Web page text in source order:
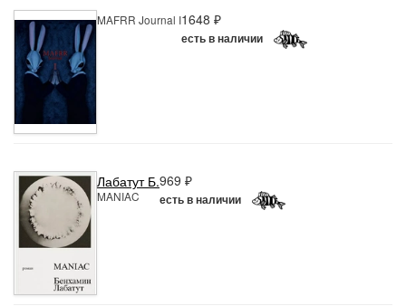
MAFRR Journal I1648 ₽
есть в наличии
Лабатут Б.
MANIAC
969 ₽
есть в наличии